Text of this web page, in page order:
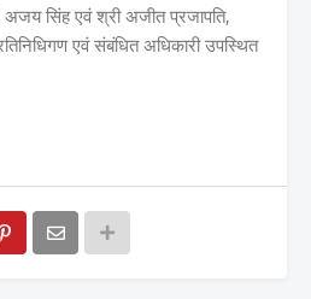
अजय सिंह एवं श्री अजीत प्रजापति,
एवं संबंधित अधिकारी उपस्थित